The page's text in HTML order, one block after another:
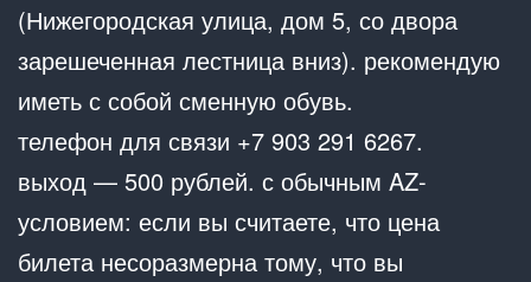
(Нижегородская улица, дом 5, со двора
зарешеченная лестница вниз). рекомендую
иметь с собой сменную обувь.
телефон для связи +7 903 291 6267.
выход — 500 рублей. с обычным AZ-
условием: если вы считаете, что цена
билета несоразмерна тому, что вы